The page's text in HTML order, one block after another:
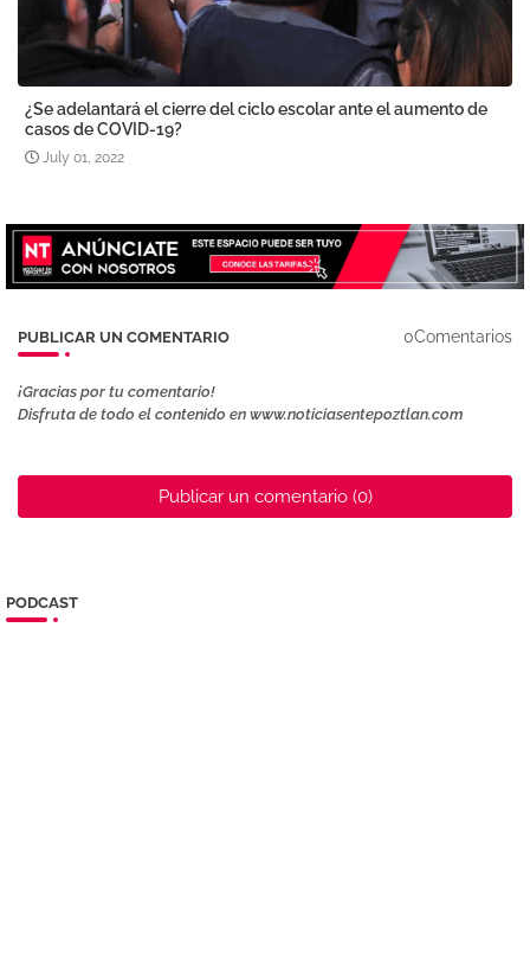
¿Se adelantará el cierre del ciclo escolar ante el aumento de
casos de COVID-19?
July 01, 2022
PUBLICAR UN COMENTARIO 0Comentarios
¡Gracias por tu comentario!
Disfruta de todo el contenido en www.noticiasentepoztlan.com
Publicar un comentario (0)
PODCAST